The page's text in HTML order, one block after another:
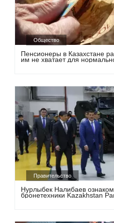
Общество
Пенсионеры в Казахстане
им не хватает для
Правительство
Нурлыбек Налибаев
бронетехники Kazakhstan